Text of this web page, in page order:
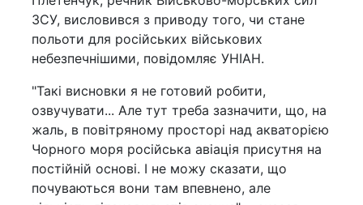
ЗСУ, висловився з приводу того, чи стане
польоти для російських військових
небезпечнішими, повідомляє УНІАН.
"Такі висновки я не готовий робити,
озвучувати... Але тут треба зазначити, що, на
жаль, в повітряному просторі над акваторією
Чорного моря російська авіація присутня на
постійній основі. І не можу сказати, що
почуваються вони там впевнено, але